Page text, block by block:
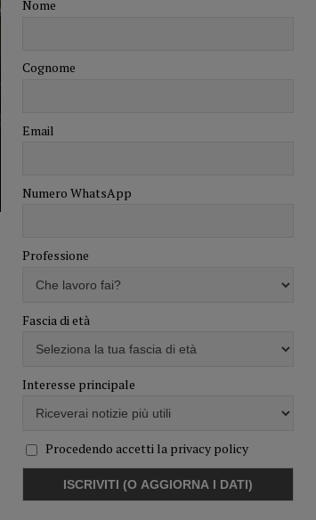
Nome
Cognome
Email
Numero WhatsApp
Professione
Fascia di età
Interesse principale
Procedendo accetti la privacy policy